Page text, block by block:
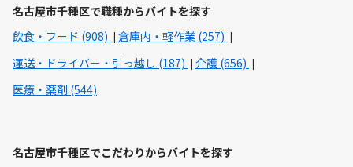
名古屋市千種区で職種からバイトを探す
飲食・フード (908)
倉庫内・軽作業 (257)
運送・ドライバー・引っ越し (187)
介護 (656)
医療・薬剤 (544)
名古屋市千種区でこだわりからバイトを探す